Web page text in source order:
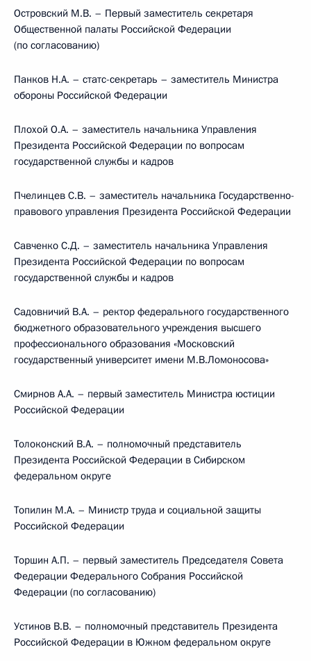
Островский М.В. – Первый заместитель секретаря
Общественной палаты Российской Федерации
(по согласованию)
Панков Н.А. – статс-секретарь – заместитель Министра
обороны Российской Федерации
Плохой О.А. – заместитель начальника Управления
Президента Российской Федерации по вопросам
государственной службы и кадров
Пчелинцев С.В. – заместитель начальника Государственно-
правового управления Президента Российской Федерации
Савченко С.Д. – заместитель начальника Управления
Президента Российской Федерации по вопросам
государственной службы и кадров
Садовничий В.А. – ректор федерального государственного
бюджетного образовательного учреждения высшего
профессионального образования «Московский
государственный университет имени М.В.Ломоносова»
Смирнов А.А. – первый заместитель Министра юстиции
Российской Федерации
Толоконский В.А. – полномочный представитель
Президента Российской Федерации в Сибирском
федеральном округе
Топилин М.А. – Министр труда и социальной защиты
Российской Федерации
Торшин А.П. – первый заместитель Председателя Совета
Федерации Федерального Собрания Российской
Федерации (по согласованию)
Устинов В.В. – полномочный представитель Президента
Российской Федерации в Южном федеральном округе